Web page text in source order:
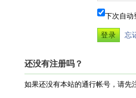
下次自动
忘
还没有注册吗？
如果还没有本站的通行帐号，请先